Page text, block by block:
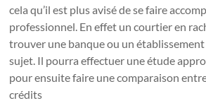
cela qu’il est plus avisé de se faire
professionnel. En effet un courtier en
trouver une banque ou un
sujet. Il pourra effectuer une étude
pour ensuite faire une comparaison
crédits